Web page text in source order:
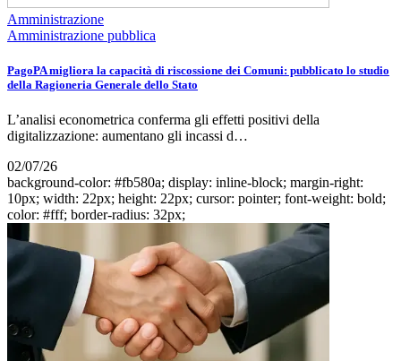
Amministrazione
Amministrazione pubblica
PagoPA migliora la capacità di riscossione dei Comuni: pubblicato lo studio
della Ragioneria Generale dello Stato
L’analisi econometrica conferma gli effetti positivi della
digitalizzazione: aumentano gli incassi d…
02/07/26
background-color: #fb580a; display: inline-block; margin-right:
10px; width: 22px; height: 22px; cursor: pointer; font-weight: bold;
color: #fff; border-radius: 32px;